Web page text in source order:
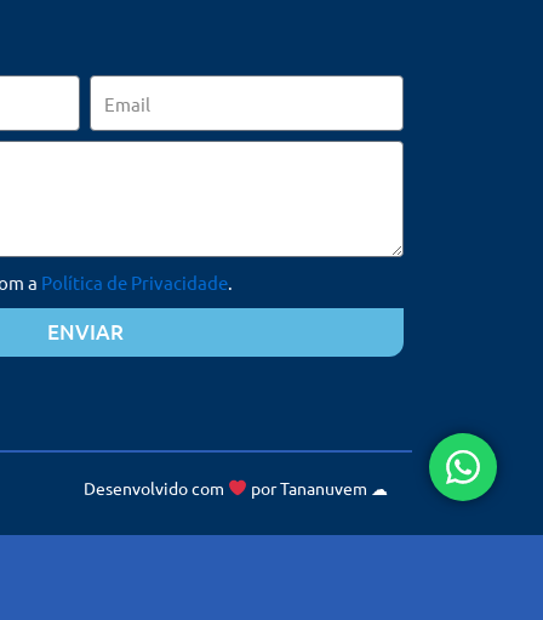
a Política de Privacidade.
ENVIAR
Desenvolvido com porTananuvem ☁